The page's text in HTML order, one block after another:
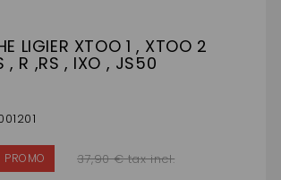
LIGIER XTOO 1 , XTOO 2
, R ,RS , IXO , JS50
37,90 € tax incl.